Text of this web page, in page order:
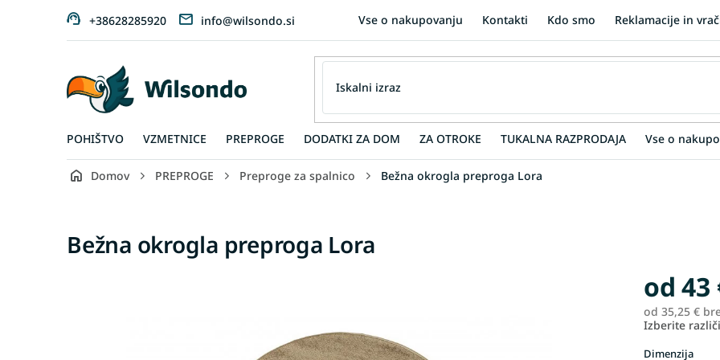
+38628285920 info@wilsondo.si Vse o nakupovanju Kontakti Kdo smo Reklamacije in
POHIŠTVO VZMETNICE PREPROGE DODATKI ZA DOM ZA OTROKE TUKALNA RAZPRODAJA Vse o
Domov PREPROGE Preproge za spalnico Bežna okrogla preproga Lora
Bežna okrogla preproga Lora
od43
od 35,25 €
Izberite
Dimenzija